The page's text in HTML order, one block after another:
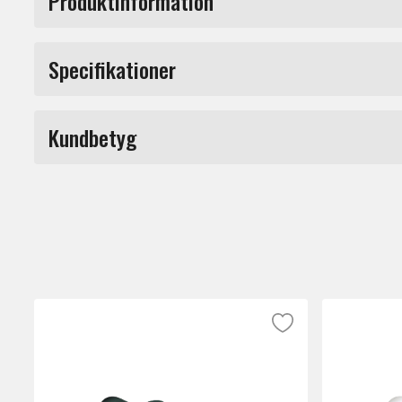
Laurel. Kroppen är gjord i Mahogany med
Specifikationer
Kundbetyg